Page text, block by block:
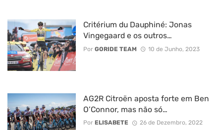
Critérium du Dauphiné: Jonas
Vingegaard e os outros…
Por GORIDE TEAM 10 de Junho, 2023
AG2R Citroën aposta forte em Ben
O’Connor, mas não só…
Por ELISABETE 26 de Dezembro, 2022